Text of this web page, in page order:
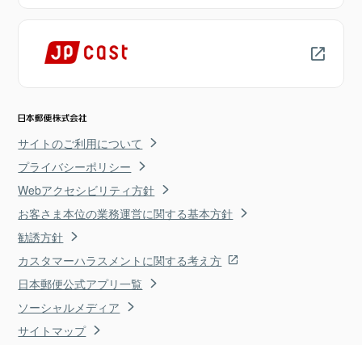
サイトのご利用について
プライバシーポリシー
Webアクセシビリティ方針
お客さま本位の業務運営に関する基本方針
勧誘方針
カスタマーハラスメントに関する考え方
日本郵便公式アプリ一覧
ソーシャルメディア
サイトマップ